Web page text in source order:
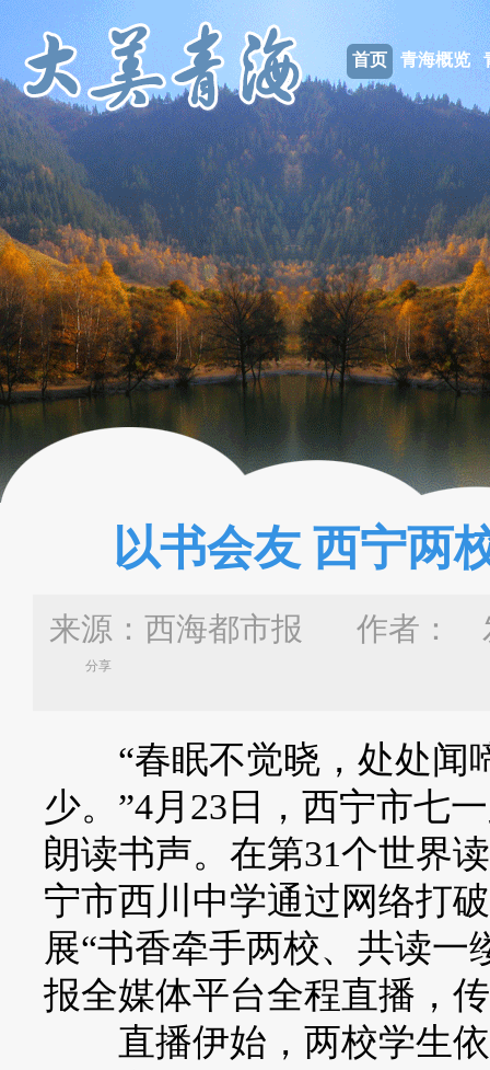
首页 青海概览
以书会友 西宁两
来源：西海都市报 作者：
分享
“春眠不觉晓，处处闻
少。”4月23日，西宁市七
朗读书声。在第31个世界
宁市西川中学通过网络打
展“书香牵手两校、共读一
报全媒体平台全程直播，
直播伊始，两校学生依